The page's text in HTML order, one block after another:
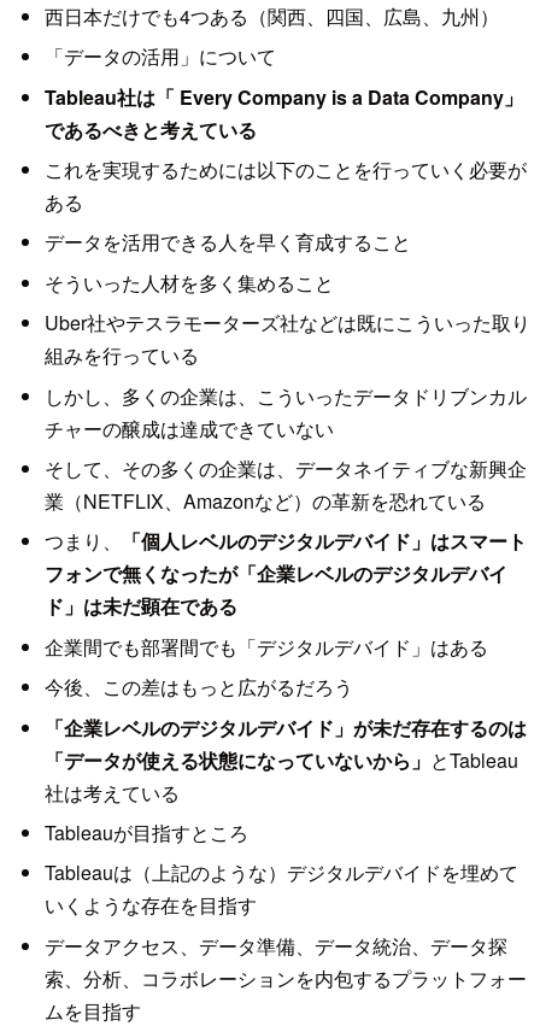
西日本だけでも4つある（関西、四国、広島、九州）
「データの活用」について
Tableau社は「 Every Company is a Data Company」
であるべきと考えている
これを実現するためには以下のことを行っていく必要が
ある
データを活用できる人を早く育成すること
そういった人材を多く集めること
Uber社やテスラモーターズ社などは既にこういった取り
組みを行っている
しかし、多くの企業は、こういったデータドリブンカル
チャーの醸成は達成できていない
そして、その多くの企業は、データネイティブな新興企
業（NETFLIX、Amazonなど）の革新を恐れている
つまり、
「個人レベルのデジタルデバイド」はスマート
フォンで無くなったが「企業レベルのデジタルデバイ
ド」は未だ顕在である
企業間でも部署間でも「デジタルデバイド」はある
今後、この差はもっと広がるだろう
「企業レベルのデジタルデバイド」が未だ存在するのは
「データが使える状態になっていないから」 とTableau
社は考えている
Tableauが目指すところ
Tableauは（上記のような）デジタルデバイドを埋めて
いくような存在を目指す
データアクセス、データ準備、データ統治、データ探
索、分析、コラボレーションを内包するプラットフォー
ムを目指す